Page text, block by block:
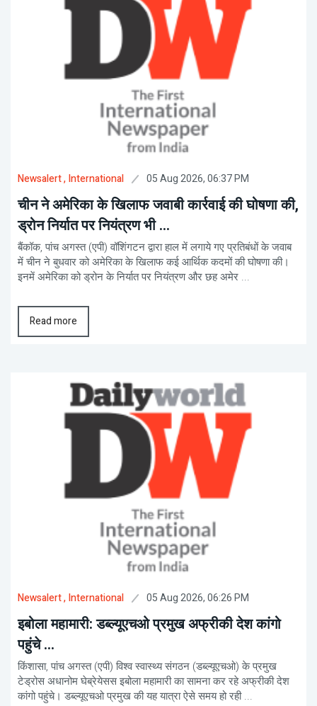
Newsalert, International 05 Aug 2026, 06:37 PM
चीन ने अमेरिका के खिलाफ जवाबी कार्रवाई की घोषणा की,
ड्रोन निर्यात पर नियंत्रण भी ...
बैंकॉक, पांच अगस्त (एपी) वॉशिंगटन द्वारा हाल में लगाये गए प्रतिबंधों के जवाब
में चीन ने बुधवार को अमेरिका के खिलाफ कई आर्थिक कदमों की घोषणा की।
इनमें अमेरिका को ड्रोन के निर्यात पर नियंत्रण और छह अमेर ...
Read more
Newsalert, International 05 Aug 2026, 06:26 PM
इबोला महामारी: डब्ल्यूएचओ प्रमुख अफ्रीकी देश कांगो
पहुंचे ...
किंशासा, पांच अगस्त (एपी) विश्व स्वास्थ्य संगठन (डब्ल्यूएचओ) के प्रमुख
टेड्रोस अधानोम घेब्रेयेसस इबोला महामारी का सामना कर रहे अफ्रीकी देश
कांगो पहुंचे। डब्ल्यूएचओ प्रमुख की यह यात्रा ऐसे समय हो रही ...